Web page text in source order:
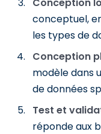
conceptuel,
les types de
Conception
modèle dans
de données
Test et
réponde aux